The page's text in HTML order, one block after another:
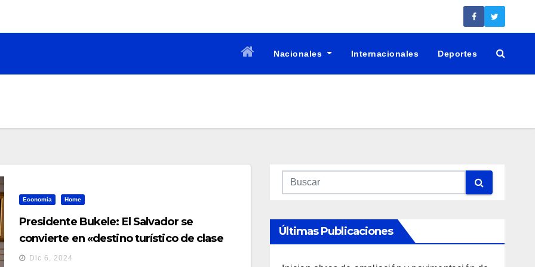
Nacionales Internacionales Deportes
Economía Home
Presidente Bukele: El Salvador se
convierte en «destino turístico de clase
mundial»
Dic 6, 2024
Últimas Publicaciones